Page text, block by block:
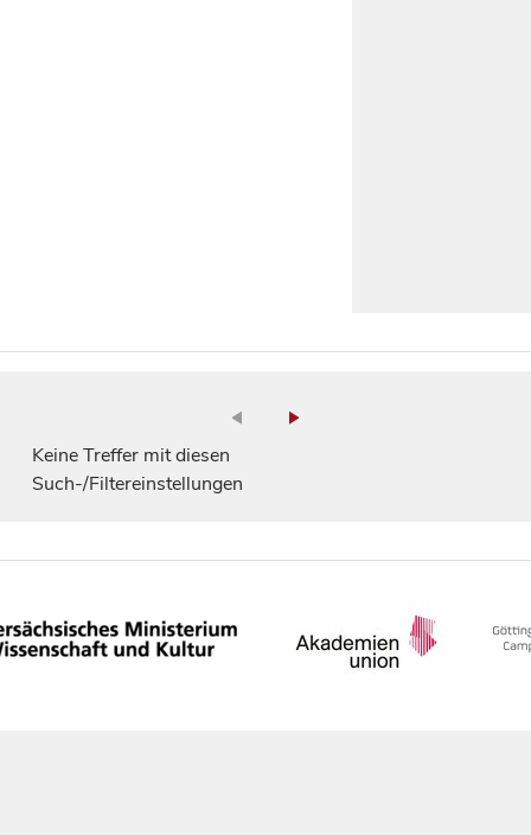
Keine Treffer mit diesen
Such-/Filtereinstellungen